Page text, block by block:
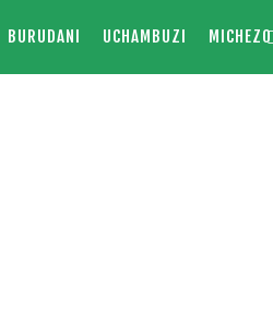
BURUDANI UCHAMBUZI MICHEZO